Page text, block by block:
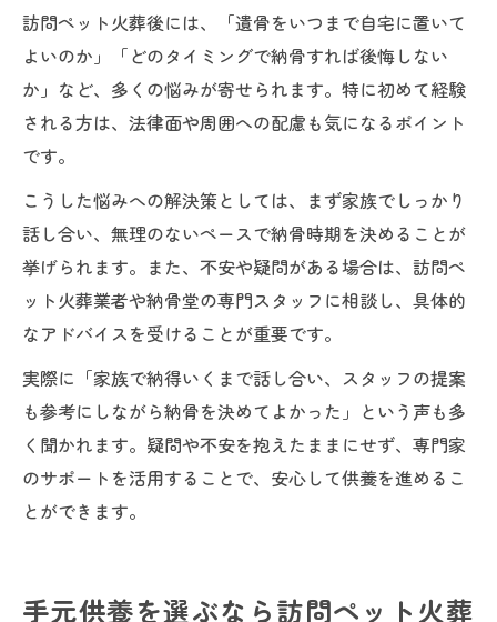
訪問ペット火葬後には、「遺骨をいつまで自宅に置いて
よいのか」「どのタイミングで納骨すれば後悔しない
か」など、多くの悩みが寄せられます。特に初めて経験
される方は、法律面や周囲への配慮も気になるポイント
です。
こうした悩みへの解決策としては、まず家族でしっかり
話し合い、無理のないペースで納骨時期を決めることが
挙げられます。また、不安や疑問がある場合は、訪問ペ
ット火葬業者や納骨堂の専門スタッフに相談し、具体的
なアドバイスを受けることが重要です。
実際に「家族で納得いくまで話し合い、スタッフの提案
も参考にしながら納骨を決めてよかった」という声も多
く聞かれます。疑問や不安を抱えたままにせず、専門家
のサポートを活用することで、安心して供養を進めるこ
とができます。
手元供養を選ぶなら訪問ペット火葬